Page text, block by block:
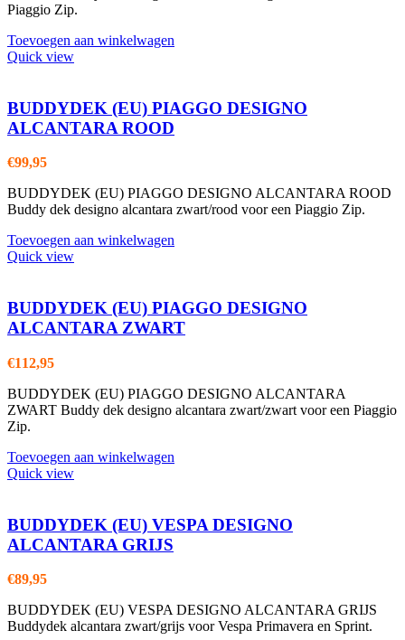
Piaggio Zip.
Toevoegen aan winkelwagen
Quick view
BUDDYDEK (EU) PIAGGO DESIGNO
ALCANTARA ROOD
€99,95
BUDDYDEK (EU) PIAGGO DESIGNO ALCANTARA ROOD
Buddy dek designo alcantara zwart/rood voor een Piaggio Zip.
Toevoegen aan winkelwagen
Quick view
BUDDYDEK (EU) PIAGGO DESIGNO
ALCANTARA ZWART
€112,95
BUDDYDEK (EU) PIAGGO DESIGNO ALCANTARA
ZWART Buddy dek designo alcantara zwart/zwart voor een Piaggio
Zip.
Toevoegen aan winkelwagen
Quick view
BUDDYDEK (EU) VESPA DESIGNO
ALCANTARA GRIJS
€89,95
BUDDYDEK (EU) VESPA DESIGNO ALCANTARA GRIJS
Buddydek alcantara zwart/grijs voor Vespa Primavera en Sprint.